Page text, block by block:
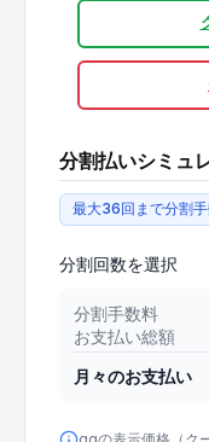
分割払いシミュ
最大36回まで分割
分割回数を選択
分割手数料
お支払い総額
月々のお支払い